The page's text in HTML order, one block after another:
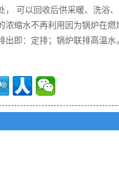
， 可以回收后供采暖、洗浴
浓缩水不再利用因为锅炉在
出即：定排；锅炉联排高温